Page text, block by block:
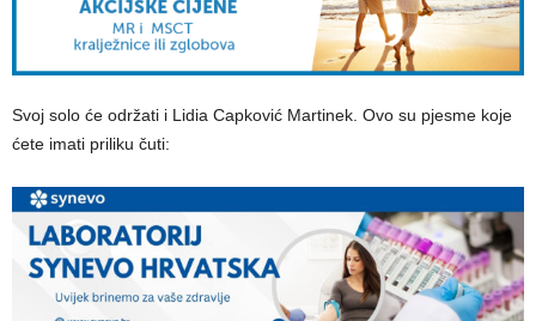
Svoj solo će održati i Lidia Capković Martinek. Ovo su pjesme koje
ćete imati priliku čuti: